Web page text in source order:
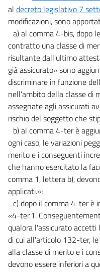
al decreto legislativo 7
modificazioni, sono
a) al comma 4-bis, dopo
contratto una classe di
risultante dall'ultimo
già assicurato» sono
discriminare in funzione
nell'ambito della classe di
assegnate agli assicurati
rischio del soggetto che
b) al comma 4-ter è
ogni caso, le variazioni
merito e i conseguenti
che hanno esercitato la
comma 1, lettera b),
applicati.»;
c) dopo il comma 4-ter è
«4-ter.1.
qualora l'assicurato
di cui all'articolo 132-ter,
alla classe di merito e i
devono essere inferiori a